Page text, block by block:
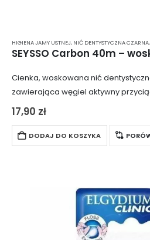
HIGIENA JAMY USTNEJ, NIĆ DENTYSTYCZNA CZARNA,
Cienka, woskowana nić
zawierająca węgiel aktywny
jest w pełni bezpieczny dla dziąseł i
dentystyczne. Czarny…
17,90 zł
DODAJ DO KOSZYKA